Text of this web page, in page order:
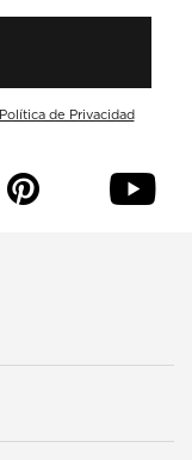
Política de Privacidad
p y